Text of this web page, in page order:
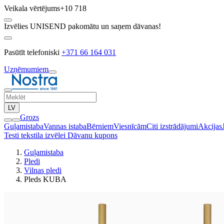
Veikala vērtējums+10 718
Izvēlies UNISEND pakomātu un saņem dāvanas!
Pasūtīt telefoniski +371 66 164 031
Uzņēmumiem
LV
Grozs
GuļamistabaVannas istabaBērniemViesnīcāmCiti izstrādājumiAkcijas
Testi tekstila izvēlei Dāvanu kupons
Guļamistaba
Pledi
Vilnas pledi
Pleds KUBA